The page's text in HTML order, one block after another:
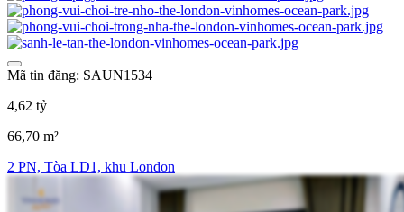
Mã tin đăng: SAUN1534
4,62 tỷ
66,70 m²
2 PN, Tòa LD1, khu London